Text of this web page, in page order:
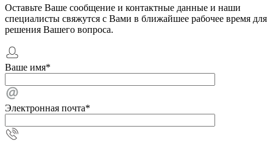
Оставьте Ваше сообщение и контактные данные и наши
специалисты свяжутся с Вами в ближайшее рабочее время для
решения Вашего вопроса.
Ваше имя*
Электронная почта*